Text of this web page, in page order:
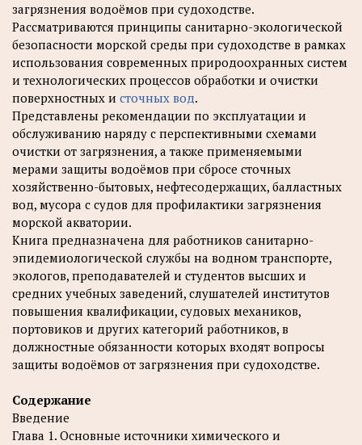
загрязнения водоёмов при судоходстве.
Рассматриваются принципы санитарно-экологической
безопасности морской среды при судоходстве в рамках
использования современных природоохранных систем
и технологических процессов обработки и очистки
поверхностных и сточных вод.
Представлены рекомендации по эксплуатации и
обслуживанию наряду с перспективными схемами
очистки от загрязнения, а также применяемыми
мерами защиты водоёмов при сбросе сточных
хозяйственно-бытовых, нефтесодержащих, балластных
вод, мусора с судов для профилактики загрязнения
морской акватории.
Книга предназначена для работников санитарно-
эпидемиологической службы на водном транспорте,
экологов, преподавателей и студентов высших и
средних учебных заведений, слушателей институтов
повышения квалификации, судовых механиков,
портовиков и других категорий работников, в
должностные обязанности которых входят вопросы
защиты водоёмов от загрязнения при судоходстве.
Содержание
Введение
Глава 1. Основные источники химического и